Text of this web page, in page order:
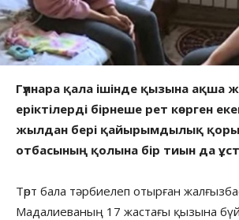
Гүлнара қала ішінде қызына ақша
еріктілерді бірнеше рет көрген
жылдан бері қайырымдылық
отбасының қолына бір тиын да
Төрт бала тәрбиелеп отырған
Мадалиеваның 17 жастағы қызына